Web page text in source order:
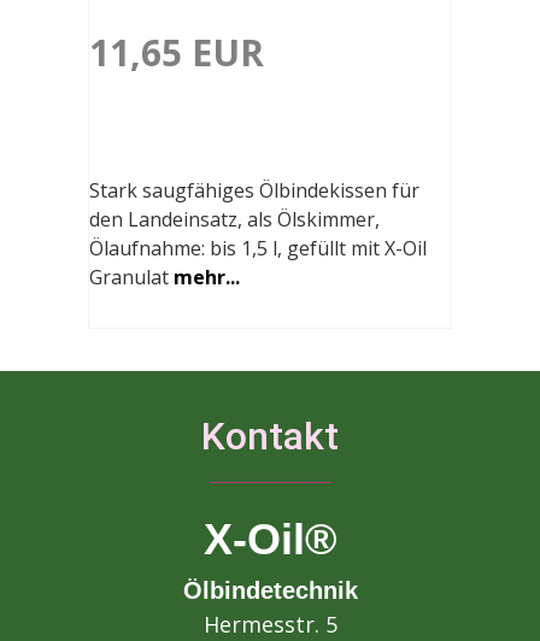
11,65 EUR
Stark saugfähiges Ölbindekissen für
den Landeinsatz, als Ölskimmer,
Ölaufnahme: bis 1,5 l, gefüllt mit X-Oil
Granulat mehr...
Kontakt
X-Oil®
Ölbindetechnik
Hermesstr. 5